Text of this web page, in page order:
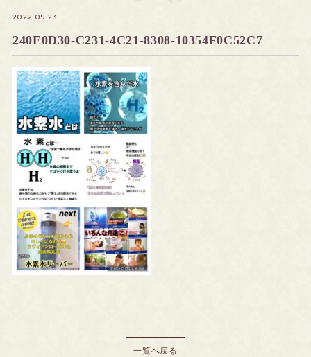
2022.09.23
240E0D30-C231-4C21-8308-10354F0C52C7
一覧へ戻る